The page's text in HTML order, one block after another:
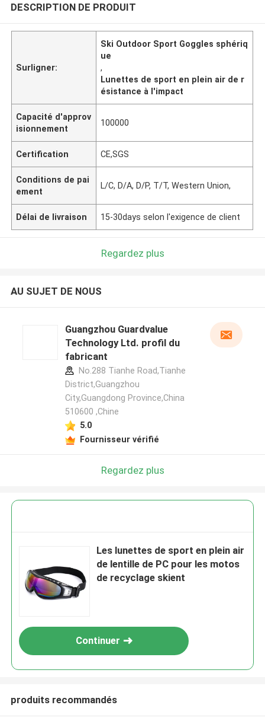
DESCRIPTION DE PRODUIT
Surligner:
Ski Outdoor Sport Goggles sphériq
ue
,
Lunettes de sport en plein air de r
ésistance à l'impact
Capacité d'approv
isionnement
100000
Certification CE,SGS
Conditions de pai
ement
L/C, D/A, D/P, T/T, Western Union,
Délai de livraison 15-30days selon l'exigence de client
Regardez plus
AU SUJET DE NOUS
Guangzhou Guardvalue
Technology Ltd. profil du
fabricant
No.288 Tianhe Road,Tianhe
District,Guangzhou
City,Guangdong Province,China
510600 ,Chine
5.0
Fournisseur vérifié
Regardez plus
Les lunettes de sport en plein air
de lentille de PC pour les motos
de recyclage skient
Continuer
produits recommandés